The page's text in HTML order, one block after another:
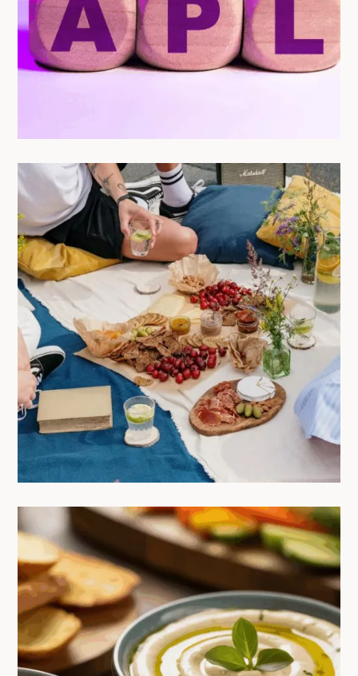
24/06/2025
Recettes finger food pour un apéritif
entre colivers
23/06/2025
Deux sauces incontournables à
toujours avoir sous la main : Aïoli &